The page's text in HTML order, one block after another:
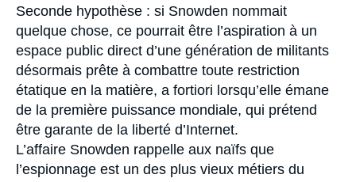
Seconde hypothèse : si Snowden nommait
quelque chose, ce pourrait être l’aspiration à un
espace public direct d’une génération de militants
désormais prête à combattre toute restriction
étatique en la matière, a fortiori lorsqu’elle émane
de la première puissance mondiale, qui prétend
être garante de la liberté d’Internet.
L’affaire Snowden rappelle aux naïfs que
l’espionnage est un des plus vieux métiers du